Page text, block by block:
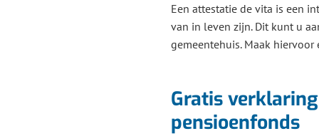
Een attestatie de vita is een
van in leven zijn. Dit kunt u
gemeentehuis. Maak hiervoor
Gratis verklaring
pensioenfonds